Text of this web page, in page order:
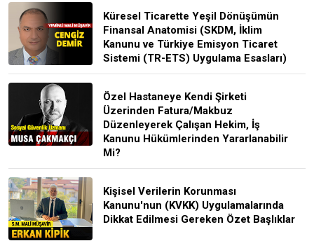
Küresel Ticarette Yeşil Dönüşümün
Finansal Anatomisi (SKDM, İklim
Kanunu ve Türkiye Emisyon Ticaret
Sistemi (TR-ETS) Uygulama Esasları)
Özel Hastaneye Kendi Şirketi
Üzerinden Fatura/Makbuz
Düzenleyerek Çalışan Hekim, İş
Kanunu Hükümlerinden Yararlanabilir
Mi?
Kişisel Verilerin Korunması
Kanunu'nun (KVKK) Uygulamalarında
Dikkat Edilmesi Gereken Özet Başlıklar